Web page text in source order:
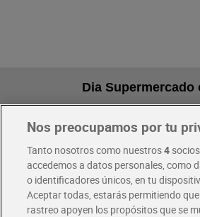
Dia Supermercado
Pide hoy, recibe hoy
Envío gratis por compras superiores a
Envío estandar por 4,99€
Nos preocupamos por tu
Tanto nosotros como nuestros4
accedemos a datos personales, como
o identificadores únicos, en tu
Aceptar todas, estarás permitiendo
rastreo apoyen los propósitos que se